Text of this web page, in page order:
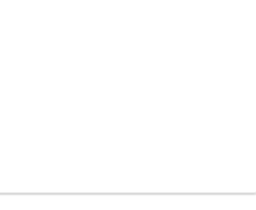
Nichée sur un terrain de
de pétanque avec four à